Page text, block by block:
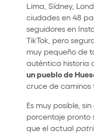
Lima, Sídney,
ciudades en 48
seguidores en
TikTok, pero
muy pequeño de
auténtica historia
un pueblo de
cruce de caminos
Es muy posible,
porcentaje pronto
que el actual